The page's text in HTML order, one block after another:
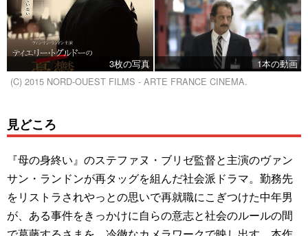
3枚の写真
1本の動画
(C) 2015 NORD-OUEST FILMS - ARTE FRANCE CINEMA.
見どころ
『母の身終い』のステファヌ・ブリゼ監督と主演のヴァン
サン・ランドンが再タッグを組んだ社会派ドラマ。勤務先
をリストラされやっとの思いで再就職にこぎつけた中年男
が、ある事件をきっかけに自らの意志と社会のルールの間